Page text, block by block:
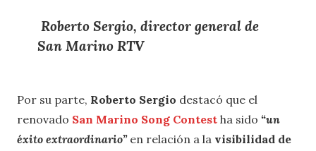
Roberto Sergio, director general de
San Marino RTV
Por su parte, Roberto Sergio destacó que el
renovado San Marino Song Contest ha sido “un
éxito extraordinario”en relación a la visibilidad de